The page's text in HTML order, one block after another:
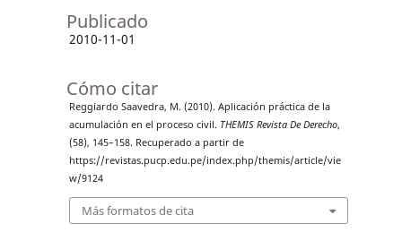
Publicado
2010-11-01
Cómo citar
Reggiardo Saavedra, M. (2010). Aplicación práctica de la
acumulación en el proceso civil. THEMIS Revista De Derecho,
(58), 145–158. Recuperado a partir de
https://revistas.pucp.edu.pe/index.php/themis/article/vie
w/9124
Más formatos de cita